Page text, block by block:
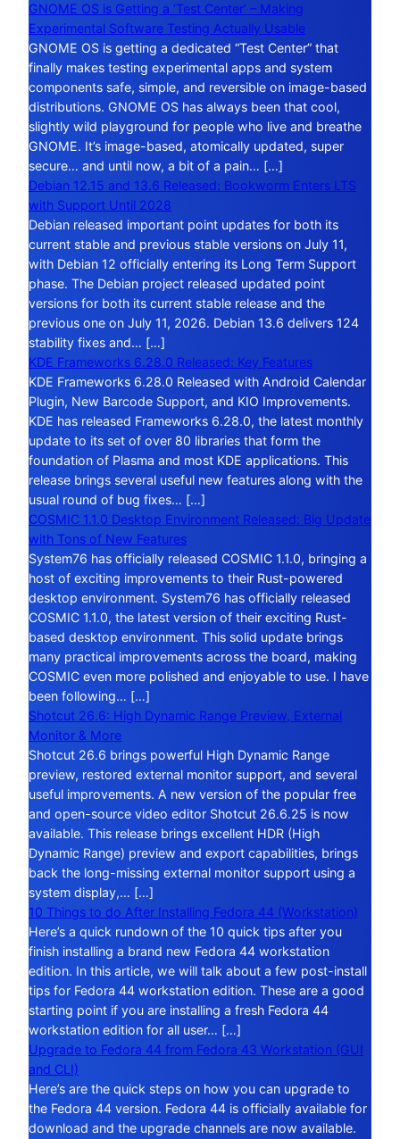
GNOME OS is Getting a ‘Test Center’ – Making
Experimental Software Testing Actually Usable
GNOME OS is getting a dedicated “Test Center” that
finally makes testing experimental apps and system
components safe, simple, and reversible on image-based
distributions. GNOME OS has always been that cool,
slightly wild playground for people who live and breathe
GNOME. It’s image-based, atomically updated, super
secure… and until now, a bit of a pain… […]
Debian 12.15 and 13.6 Released: Bookworm Enters LTS
with Support Until 2028
Debian released important point updates for both its
current stable and previous stable versions on July 11,
with Debian 12 officially entering its Long Term Support
phase. The Debian project released updated point
versions for both its current stable release and the
previous one on July 11, 2026. Debian 13.6 delivers 124
stability fixes and… […]
KDE Frameworks 6.28.0 Released: Key Features
KDE Frameworks 6.28.0 Released with Android Calendar
Plugin, New Barcode Support, and KIO Improvements.
KDE has released Frameworks 6.28.0, the latest monthly
update to its set of over 80 libraries that form the
foundation of Plasma and most KDE applications. This
release brings several useful new features along with the
usual round of bug fixes… […]
COSMIC 1.1.0 Desktop Environment Released: Big Update
with Tons of New Features
System76 has officially released COSMIC 1.1.0, bringing a
host of exciting improvements to their Rust-powered
desktop environment. System76 has officially released
COSMIC 1.1.0, the latest version of their exciting Rust-
based desktop environment. This solid update brings
many practical improvements across the board, making
COSMIC even more polished and enjoyable to use. I have
been following… […]
Shotcut 26.6: High Dynamic Range Preview, External
Monitor & More
Shotcut 26.6 brings powerful High Dynamic Range
preview, restored external monitor support, and several
useful improvements. A new version of the popular free
and open-source video editor Shotcut 26.6.25 is now
available. This release brings excellent HDR (High
Dynamic Range) preview and export capabilities, brings
back the long-missing external monitor support using a
system display,… […]
10 Things to do After Installing Fedora 44 (Workstation)
Here’s a quick rundown of the 10 quick tips after you
finish installing a brand new Fedora 44 workstation
edition. In this article, we will talk about a few post-install
tips for Fedora 44 workstation edition. These are a good
starting point if you are installing a fresh Fedora 44
workstation edition for all user… […]
Upgrade to Fedora 44 from Fedora 43 Workstation (GUI
and CLI)
Here’s are the quick steps on how you can upgrade to
the Fedora 44 version. Fedora 44 is officially available for
download and the upgrade channels are now available.